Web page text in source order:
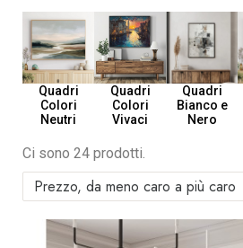
Quadri
Colori
Neutri
Quadri
Colori
Vivaci
Quadri
Bianco e
Nero
Ci sono 24 prodotti.